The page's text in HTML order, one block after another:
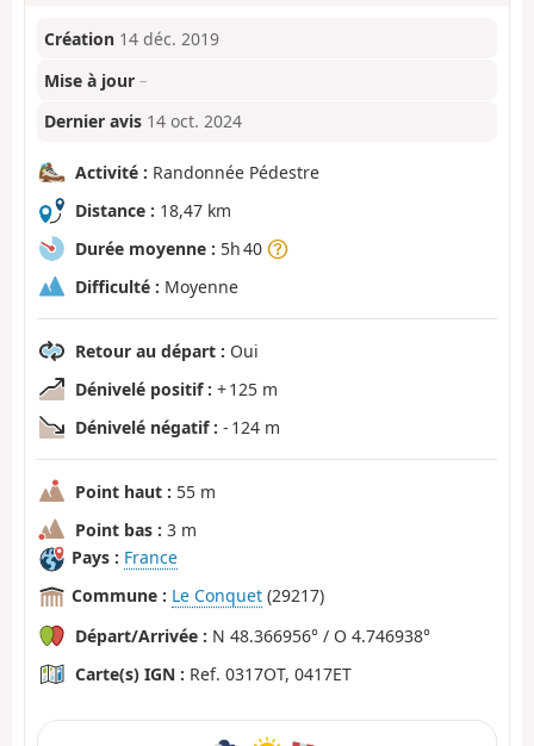
Création 14 déc. 2019
Mise à jour –
Dernier avis 14 oct. 2024
Activité : Randonnée Pédestre
Distance : 18,47 km
Durée moyenne : 5h 40
Difficulté : Moyenne
Retour au départ : Oui
Dénivelé positif : + 125 m
Dénivelé négatif : - 124 m
Point haut : 55 m
Point bas : 3 m
Pays : France
Commune : Le Conquet (29217)
Départ/Arrivée : N 48.366956° / O 4.746938°
Carte(s) IGN : Ref. 0317OT, 0417ET